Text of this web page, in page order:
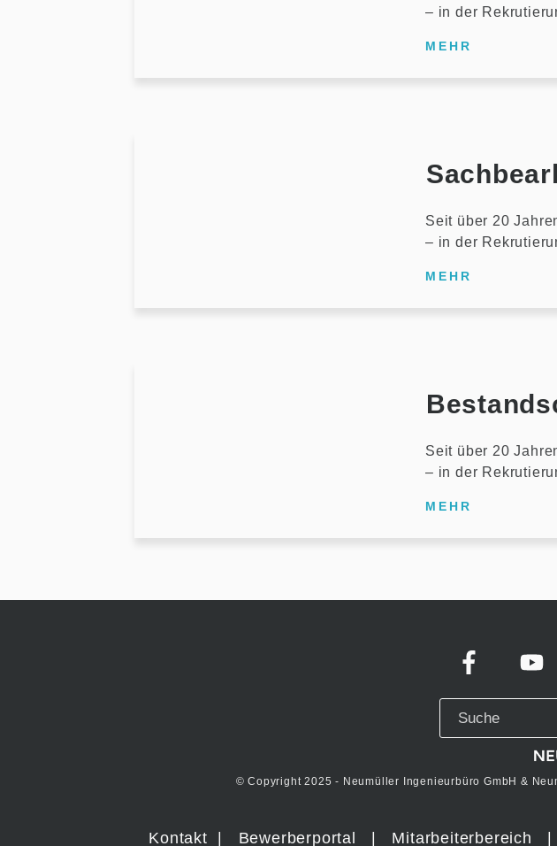
– in der
MEHR
Seit über 20
– in der
MEHR
Seit über 20
– in der
MEHR
© Copyright 2025 - Neumüller Ingenieurbüro GmbH &
Kontakt Bewerberportal Mitarbeiterbereich